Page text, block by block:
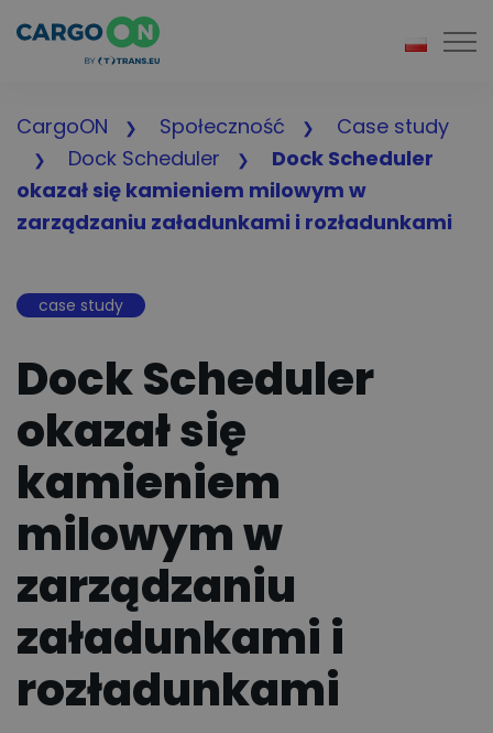
CargoON Społeczność
Case study
Dock Scheduler
Dock Scheduler
okazał się kamieniem milowym w
zarządzaniu załadunkami i rozładunkami
case study
Dock Scheduler
okazał się
kamieniem
milowym w
zarządzaniu
załadunkami i
rozładunkami